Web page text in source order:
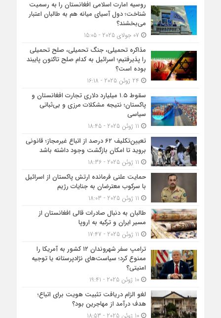
روسیه امارت اسلامی افغانستان را به رسمیت
شناخت؛ دول آسیای میانه هم به طالبان اعتبار
می‎‌بخشند؟
مذاکره تحمیلی، جنگ تحمیلی، صلح تحمیلی
را پذیرفتیم؛ اسرائیل به کدام صلح تاکنون پایبند
بوده است؟
سقوط ۱.۵ میلیارد دلاری تجارت افغانستان و
پاکستان؛ نتیجه مشکلات مرزی و بی‌ثباتی
سیاسی
تعیین‌تکلیف ۶۲ درصد از اتباع غیرمجاز؛ قانونی
بروید تا امکان بازگشت وجود داشته باشد
حمایت علنی فرمانده ارتش پاکستان از اسرائیل
با سرکوب معترضان به جنایات رژیم
طالبان به دنبال صادرات قالی افغانستان از
مسیر ایران و ترکیه به اروپا
ترامپ سفر شهروندان ۱۲ کشور به آمریکا را
ممنوع کرد؛ سیاست‌های نژادپرستانه یا توجیه
امنیتی؟
10 ژوئن 2025 - 19:41
لغو الزام دریافت تثبیت هویت برای اتباع؛
هدف درآمد از مهاجرین بود؟
10 ژوئن 2025 - 18:53